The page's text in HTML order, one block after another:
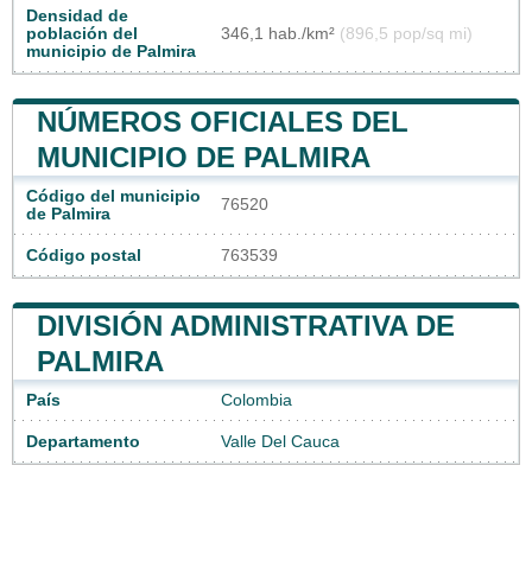
Densidad de
población del
municipio de Palmira
346,1 hab./km² (896,5 pop/sq mi)
NÚMEROS OFICIALES DEL
MUNICIPIO DE PALMIRA
Código del municipio
de Palmira
76520
Código postal 763539
DIVISIÓN ADMINISTRATIVA DE
PALMIRA
País Colombia
Departamento Valle Del Cauca